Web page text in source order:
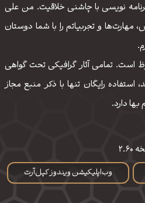
نویسی با چاشنی خلاقیت. من علی
مهارت‌‌ها و تجربیاتم را با شما دوستان
است. تمامی آثار گرافیکی تحت گواهی
استفاده رایگان تنها با ذکر منبع مجاز
دارد.
وب‌اپلیکیشن ویندوز کپل‌آرت